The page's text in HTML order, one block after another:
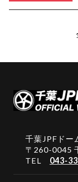
千葉JPFドー
〒260-0045
TEL
043-